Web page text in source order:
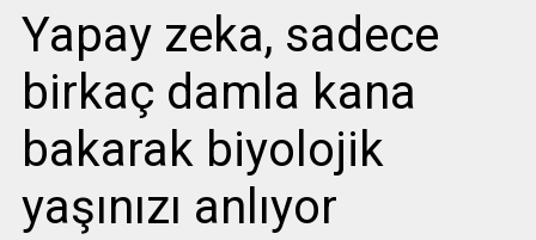
Yapay zeka, sadece
birkaç damla kana
bakarak biyolojik
yaşınızı anlıyor